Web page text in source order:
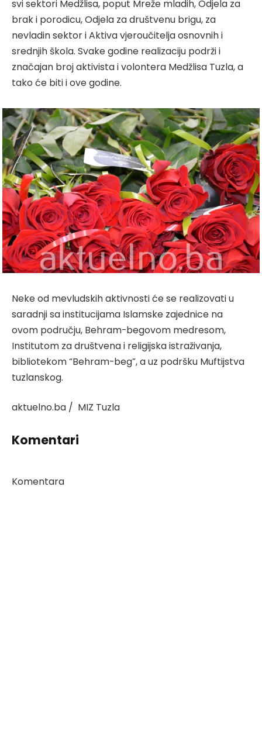
svi sektori Medžlisa, poput Mreže mladih, Odjela za
brak i porodicu, Odjela za društvenu brigu, za
nevladin sektor i Aktiva vjeroučitelja osnovnih i
srednjih škola. Svake godine realizaciju podrži i
značajan broj aktivista i volontera Medžlisa Tuzla, a
tako će biti i ove godine.
Neke od mevludskih aktivnosti će se realizovati u
saradnji sa institucijama Islamske zajednice na
ovom području, Behram-begovom medresom,
Institutom za društvena i religijska istraživanja,
bibliotekom “Behram-beg”, a uz podršku Muftijstva
tuzlanskog.
aktuelno.ba / MIZ Tuzla
Komentari
Komentara